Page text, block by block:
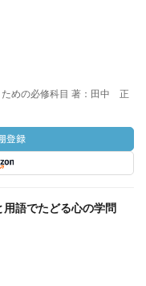
ための必修科目 著：田中 正
語でたどる心の学問